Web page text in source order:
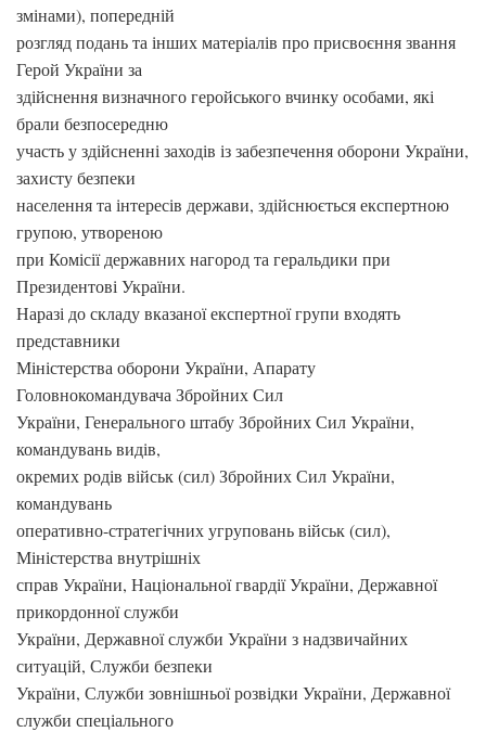
змінами), попередній
розгляд подань та інших матеріалів про присвоєння звання
Герой України за
здійснення визначного геройського вчинку особами, які
брали безпосередню
участь у здійсненні заходів із забезпечення оборони України,
захисту безпеки
населення та інтересів держави, здійснюється експертною
групою, утвореною
при Комісії державних нагород та геральдики при
Президентові України.
Наразі до складу вказаної експертної групи входять
представники
Міністерства оборони України, Апарату
Головнокомандувача Збройних Сил
України, Генерального штабу Збройних Сил України,
командувань видів,
окремих родів військ (сил) Збройних Сил України,
командувань
оперативно-стратегічних угруповань військ (сил),
Міністерства внутрішніх
справ України, Національної гвардії України, Державної
прикордонної служби
України, Державної служби України з надзвичайних
ситуацій, Служби безпеки
України, Служби зовнішньої розвідки України, Державної
служби спеціального